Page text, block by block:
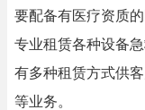
要配备有医疗资质的
专业租赁各种设备
有多种租赁方式供
等业务。